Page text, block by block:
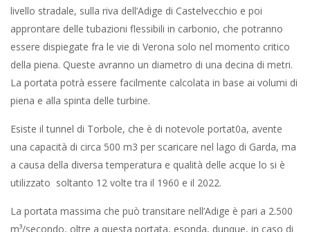
livello stradale, sulla riva dell’Adige di Castelvecchio e poi
approntare delle tubazioni flessibili in carbonio, che potranno
essere dispiegate fra le vie di Verona solo nel momento critico
della piena. Queste avranno un diametro di una decina di metri.
La portata potrà essere facilmente calcolata in base ai volumi di
piena e alla spinta delle turbine.
Esiste il tunnel di Torbole, che è di notevole portat0a, avente
una capacità di circa 500 m3 per scaricare nel lago di Garda, ma
a causa della diversa temperatura e qualità delle acque lo si è
utilizzato soltanto 12 volte tra il 1960 e il 2022.
La portata massima che può transitare nell’Adige è pari a 2.500
m³/secondo, oltre a questa portata, esonda, dunque, in caso di